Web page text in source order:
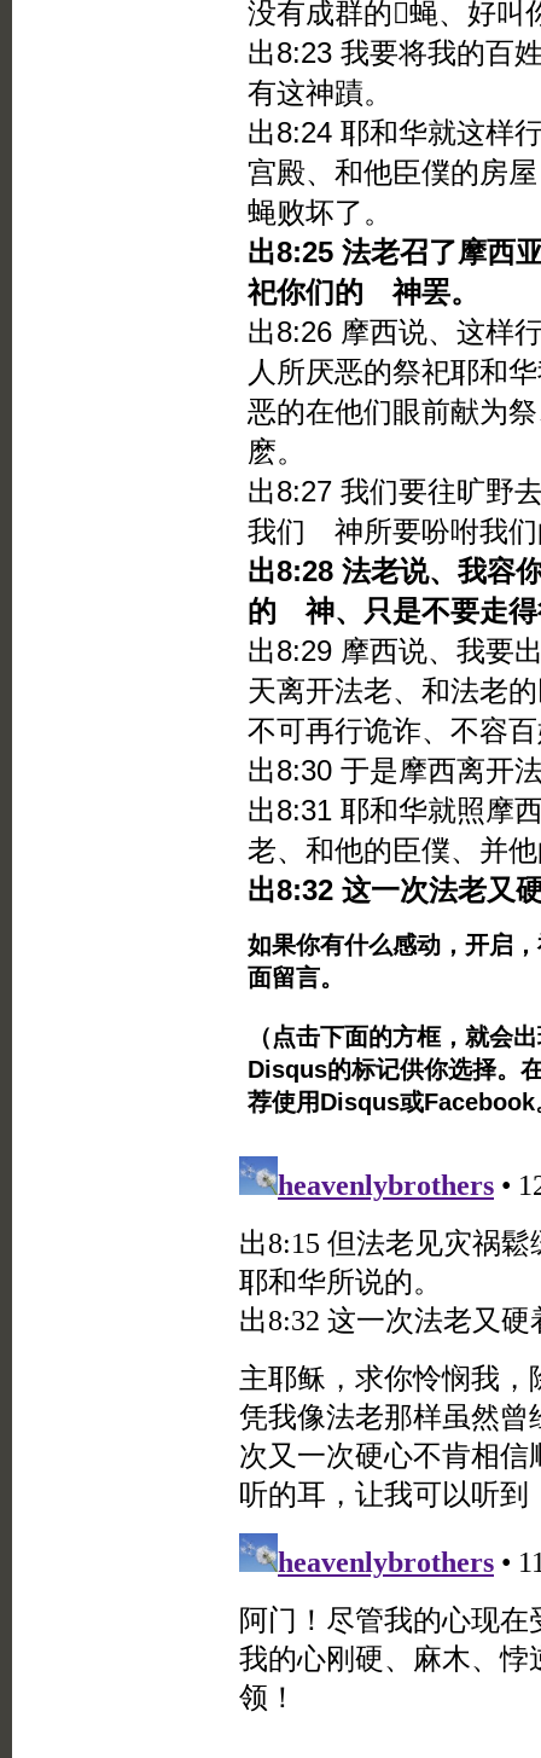
没有成群的蝇、好叫
出8:23 我要将我的百
有这神蹟。
出8:24 耶和华就这样
宫殿、和他臣僕的房
蝇败坏了。
出8:25 法老召了摩西
祀你们的 神罢。
出8:26 摩西说、这样
人所厌恶的祭祀耶和
恶的在他们眼前献为
麽。
出8:27 我们要往旷野
我们 神所要吩咐我们
出8:28 法老说、我容
的 神、只是不要走得
出8:29 摩西说、我要
天离开法老、和法老
不可再行诡诈、不容
出8:30 于是摩西离开
出8:31 耶和华就照摩
老、和他的臣僕、并
出8:32 这一次法老又
如果你有什么感动，开启
面留言。
（点击下面的方框，就会
Disqus的标记供你选择。
荐使用Disqus或